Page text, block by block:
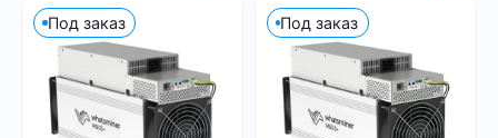
X11
kHeavyHash
Sia
Equihash
Посмотреть все
Под заказ Под заказ